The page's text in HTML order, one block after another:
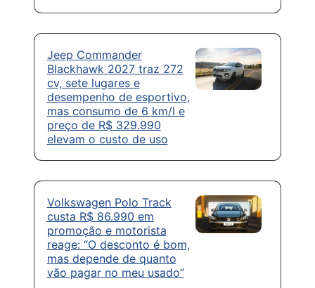
Jeep Commander
Blackhawk 2027 traz 272
cv, sete lugares e
desempenho de esportivo,
mas consumo de 6 km/l e
preço de R$ 329.990
elevam o custo de uso
Volkswagen Polo Track
custa R$ 86.990 em
promoção e motorista
reage: “O desconto é bom,
mas depende de quanto
vão pagar no meu usado”